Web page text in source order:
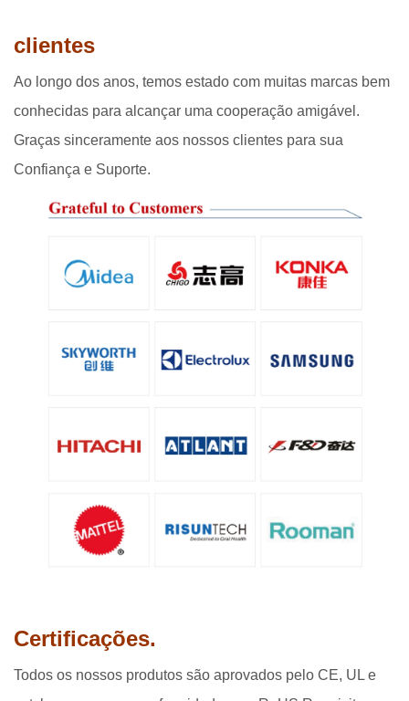
clientes
Ao longo dos anos, temos estado com muitas marcas bem
conhecidas para alcançar uma cooperação amigável.
Graças sinceramente aos nossos clientes para sua
Confiança e Suporte.
Certificações.
Todos os nossos produtos são aprovados pelo CE, UL e